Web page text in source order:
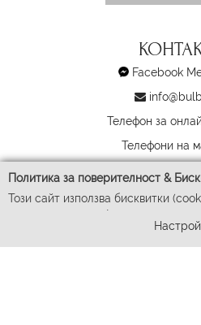
Политика за поверителност &
Този сайт използва бисквитки
задължителни за
помагат да подобрим Вашето
успешно Вашите покупки ние
Facebook
Телефон за
Телефони на
facebook/
instagram/
За